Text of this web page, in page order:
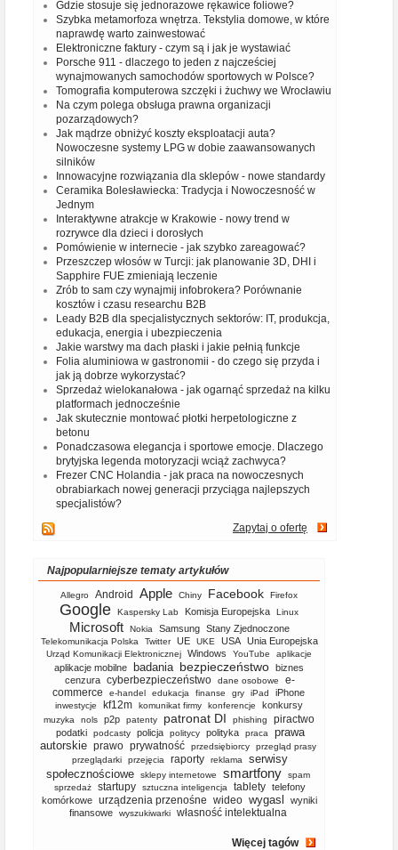
Gdzie stosuje się jednorazowe rękawice foliowe?
Szybka metamorfoza wnętrza. Tekstylia domowe, w które
naprawdę warto zainwestować
Elektroniczne faktury - czym są i jak je wystawiać
Porsche 911 - dlaczego to jeden z najcześciej
wynajmowanych samochodów sportowych w Polsce?
Tomografia komputerowa szczęki i żuchwy we Wrocławiu
Na czym polega obsługa prawna organizacji
pozarządowych?
Jak mądrze obniżyć koszty eksploatacji auta?
Nowoczesne systemy LPG w dobie zaawansowanych
silników
Innowacyjne rozwiązania dla sklepów - nowe standardy
Ceramika Bolesławiecka: Tradycja i Nowoczesność w
Jednym
Interaktywne atrakcje w Krakowie - nowy trend w
rozrywce dla dzieci i dorosłych
Pomówienie w internecie - jak szybko zareagować?
Przeszczep włosów w Turcji: jak planowanie 3D, DHI i
Sapphire FUE zmieniają leczenie
Zrób to sam czy wynajmij infobrokera? Porównanie
kosztów i czasu researchu B2B
Leady B2B dla specjalistycznych sektorów: IT, produkcja,
edukacja, energia i ubezpieczenia
Jakie warstwy ma dach płaski i jakie pełnią funkcje
Folia aluminiowa w gastronomii - do czego się przyda i
jak ją dobrze wykorzystać?
Sprzedaż wielokanałowa - jak ogarnąć sprzedaż na kilku
platformach jednocześnie
Jak skutecznie montować płotki herpetologiczne z
betonu
Ponadczasowa elegancja i sportowe emocje. Dlaczego
brytyjska legenda motoryzacji wciąż zachwyca?
Frezer CNC Holandia - jak praca na nowoczesnych
obrabiarkach nowej generacji przyciąga najlepszych
specjalistów?
Zapytaj o ofertę
Najpopularniejsze tematy artykułów
Allegro Android Apple Chiny Facebook Firefox
Google Kaspersky Lab Komisja Europejska Linux
Microsoft Nokia Samsung Stany Zjednoczone
Telekomunikacja Polska Twitter UE UKE USA Unia Europejska
Urząd Komunikacji Elektronicznej Windows YouTube aplikacje
aplikacje mobilne badania bezpieczeństwo biznes
cenzura cyberbezpieczeństwo dane osobowe
e-
commerce
e-handel edukacja finanse gry iPad iPhone
inwestycje kf12m komunikat firmy konferencje konkursy
muzyka nols p2p patenty patronat DI phishing piractwo
podatki podcasty policja politycy polityka praca
prawa
autorskie prawo prywatność przedsiębiorcy
przegląd prasy
przeglądarki
przejęcia raporty reklama
serwisy
społecznościowe
sklepy internetowe smartfony
spam
sprzedaż
startupy sztuczna inteligencja tablety telefony
komórkowe
urządzenia przenośne wideo wygasl
wyniki
finansowe
wyszukiwarki własność intelektualna
Więcej tagów